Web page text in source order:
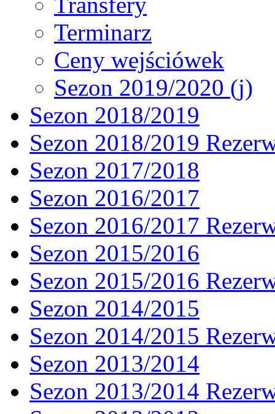
Terminarz
Ceny wejściówek
Sezon 2019/2020 (j)
Sezon 2018/2019
Sezon 2018/2019
Sezon 2017/2018
Sezon 2016/2017
Sezon 2016/2017
Sezon 2015/2016
Sezon 2015/2016
Sezon 2014/2015
Sezon 2014/2015
Sezon 2013/2014
Sezon 2013/2014